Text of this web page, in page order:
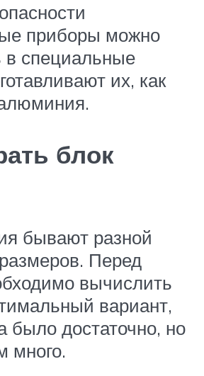
приборы можно
в специальные
их, как
блок
бывают разной
Перед
вычислить
вариант,
было достаточно, но
много.